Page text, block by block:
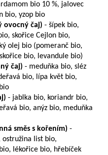
bio 10 %, jalovec
bio, yzop bio
ovocný čaj) - šípek bio,
skořice Cejlon bio,
olej bio (pomeranč bio,
bio, levandule bio)
čaj) - meduňka bio, sléz
bio, lípa květ bio,
- jablka bio, koriandr bio,
bio, anýz bio, meduňka
směs s kořením) -
ostružina list bio,
lékořice bio, hřebíček